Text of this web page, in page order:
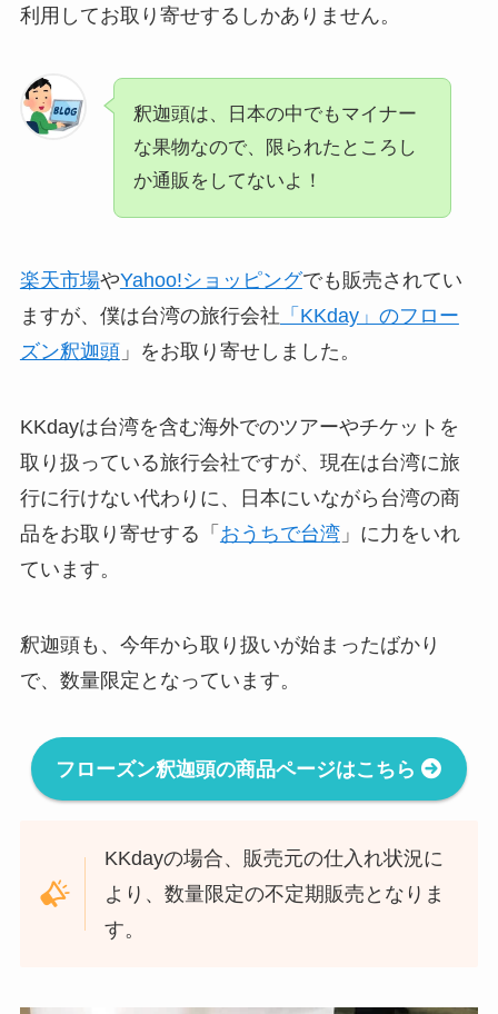
利用してお取り寄せするしかありません。
釈迦頭は、日本の中でもマイナー
な果物なので、限られたところし
か通販をしてないよ！
楽天市場やYahoo!ショッピングでも販売されてい
ますが、僕は台湾の旅行会社 「KKday」のフロー
ズン釈迦頭」をお取り寄せしました。
KKdayは台湾を含む海外でのツアーやチケットを
取り扱っている旅行会社ですが、現在は台湾に旅
行に行けない代わりに、日本にいながら台湾の商
品をお取り寄せする「 おうちで台湾」に力をいれ
ています。
釈迦頭も、今年から取り扱いが始まったばかり
で、数量限定となっています。
フローズン釈迦頭の商品ページはこちら
KKdayの場合、販売元の仕入れ状況に
より、数量限定の不定期販売となりま
す。